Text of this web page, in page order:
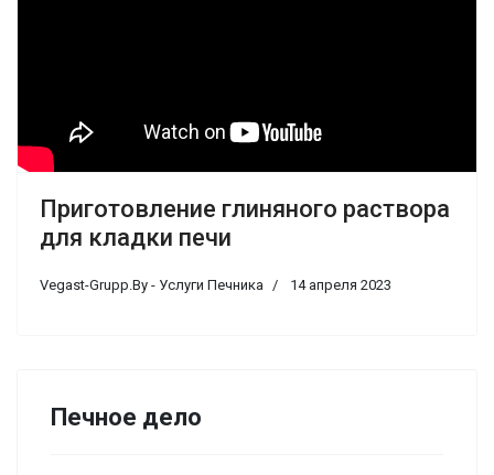
Приготовление глиняного раствора
для кладки печи
Vegast-Grupp.By - Услуги Печника 14 апреля 2023
Печное дело